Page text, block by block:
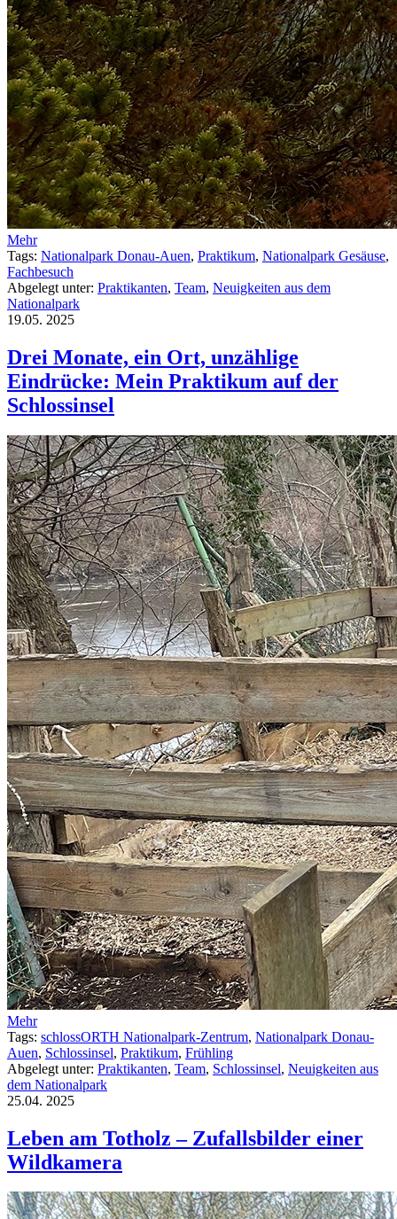
Mehr
Tags: Nationalpark Donau-Auen, Praktikum, Nationalpark Gesäuse,
Fachbesuch
Abgelegt unter: Praktikanten, Team, Neuigkeiten aus dem
Nationalpark
19.05. 2025
Drei Monate, ein Ort, unzählige
Eindrücke: Mein Praktikum auf der
Schlossinsel
Mehr
Tags: schlossORTH Nationalpark-Zentrum, Nationalpark Donau-
Auen, Schlossinsel, Praktikum, Frühling
Abgelegt unter: Praktikanten, Team, Schlossinsel, Neuigkeiten aus
dem Nationalpark
25.04. 2025
Leben am Totholz – Zufallsbilder einer
Wildkamera